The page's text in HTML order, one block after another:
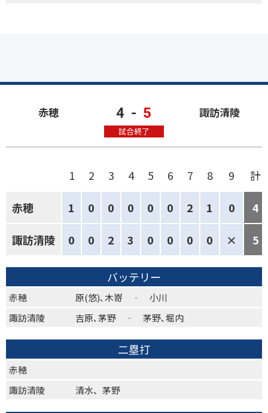
赤穂 4 - 5
試合終了
諏訪清陵
1 2 3 4 5 6 7 8 9 計
赤穂 1 0 0 0 0 0 2 1 0 4
諏訪清陵 0 0 2 3 0 0 0 0 × 5
バッテリー
赤穂
原(悠)､木嵜 ‐ 小川
諏訪清陵
吉原､茅野 ‐ 茅野､堀内
二塁打
赤穂
諏訪清陵
清水、茅野